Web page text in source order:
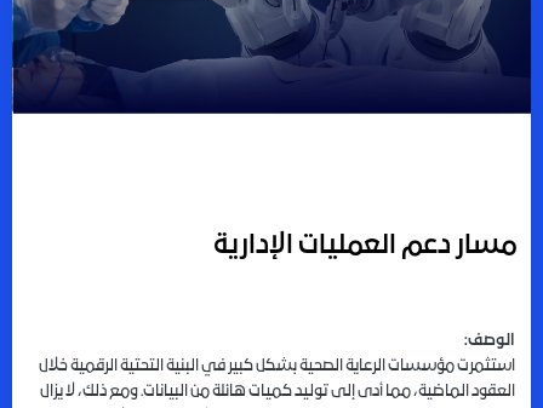
مسار دعم العمليات الإدارية
الوصف:
استثمرت مؤسسات الرعاية الصحية بشكل كبير في البنية التحتية الرقمية خلال
العقود الماضية، مما أدى إلى توليد كميات هائلة من البيانات. ومع ذلك، لا يزال